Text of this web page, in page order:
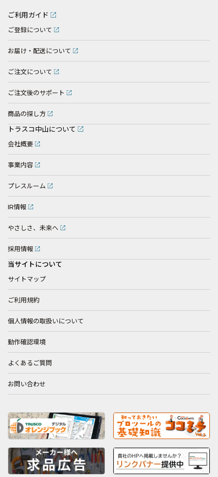
ご利用ガイド
ご登録について
お届け・配送について
ご注文について
ご注文後のサポート
商品の探し方
トラスコ中山について
会社概要
事業内容
プレスルーム
IR情報
やさしさ、未来へ
採用情報
当サイトについて
サイトマップ
ご利用規約
個人情報の取扱いについて
動作確認環境
よくあるご質問
お問い合わせ